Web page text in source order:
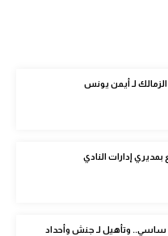
لـ أيمن يونس
إدارات النادي
ساسي.. وتأهيل لـ جنش وأحداد